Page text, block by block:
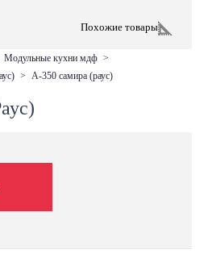
Похожие товары
модульные кухни мдф >
> а-350 самира (раус)